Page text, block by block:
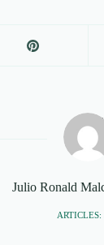
Julio Ronald
ARTICLES: